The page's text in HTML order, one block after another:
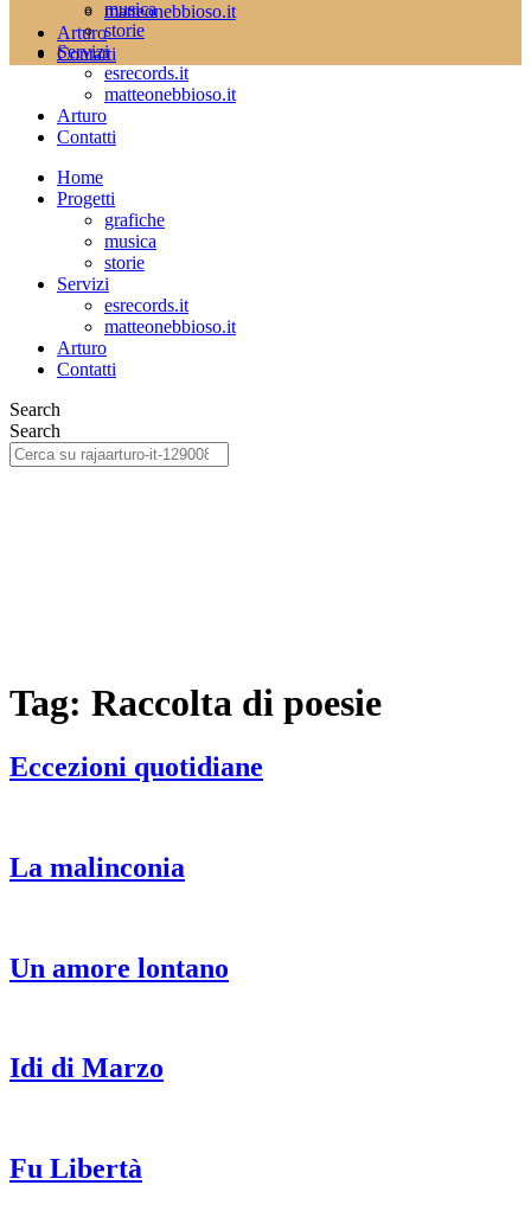
matteonebbioso.it
Arturo
Contatti
musica
storie
Servizi
esrecords.it
matteonebbioso.it
Arturo
Contatti
Home
Progetti
grafiche
musica
storie
Servizi
esrecords.it
matteonebbioso.it
Arturo
Contatti
Search
Search
Tag: Raccolta di poesie
Eccezioni quotidiane
La malinconia
Un amore lontano
Idi di Marzo
Fu Libertà